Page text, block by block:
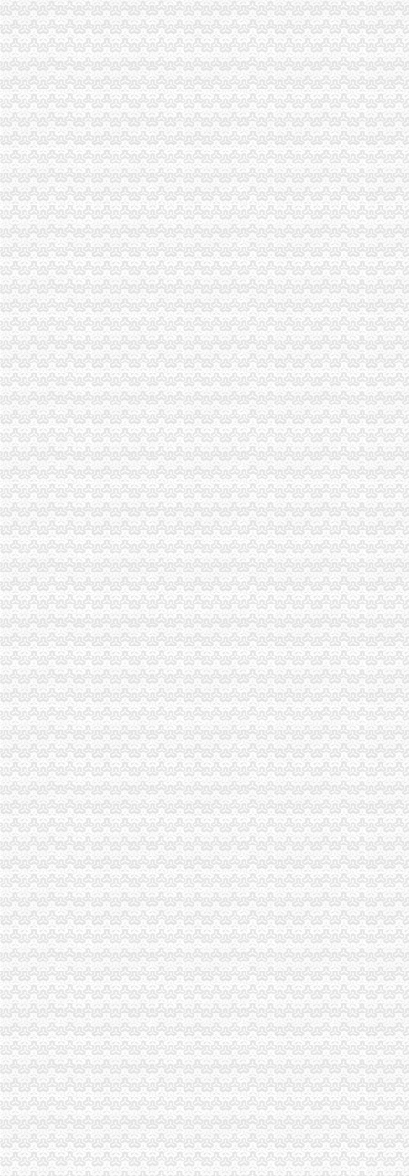
重庆专业代办版权申请-钱眼商机
渝中区工商代办
重庆代办营业执照-重庆齐齐代理记帐-供应商、重庆代
上海赢缘财务咨询有限公司-重庆代理记账,重庆工商注册,重庆代办
工商代理厂家,工商代理公司/批发商/供应商-中国制造网公司页
渝中区代办公司
重庆渝中平安保险_重庆渝中【买保险_保险咨询_代理人_保险公司电话
重庆市渝中区林渝商贸有限公司2017新招聘信息_电话_地址-58企
渝中区土流网-渝中区土地转让_土地出租_出售_土地流转网_地皮交易